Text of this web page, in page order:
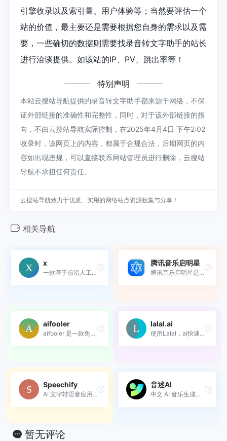
引擎收录以及索引量、用户体验等；当然要评估一个
站的价值，最主要还是需要根据您自身的需求以及需
要，一些确切的数据则需要找录音转文字助手的站长
进行洽谈提供。如该站的IP、PV、跳出率等！
特别声明
本站云搜站导航提供的录音转文字助手都来源于网络，不保
证外部链接的准确性和完整性，同时，对于该外部链接的指
向，不由云搜站导航实际控制，在2025年4月4日 下午2:02
收录时，该网页上的内容，都属于合规合法，后期网页的内
容如出现违规，可以直接联系网站管理员进行删除，云搜站
导航不承担任何责任。
云搜站导航致力于优质、实用的网络站点资源收集与分享！
相关导航
x
一款基于前沿人工智能技术的...
腾讯音乐启明星
腾讯音乐启明星是腾讯音乐娱...
aifooler
aifooler 是一款免费的 AI 人...
lalal.ai
使用Lalal，ai快速准确地分割...
Speechify
AI 文字转语音应用，帮助用户...
音述AI
中文 AI 音乐生成平台，让零...
暂无评论